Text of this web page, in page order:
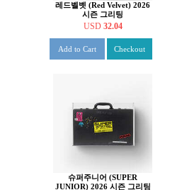
레드벨벳 (Red Velvet) 2026
시즌 그리팅
USD 32.04
Add to Cart Checkout
슈퍼주니어 (SUPER
JUNIOR) 2026 시즌 그리팅